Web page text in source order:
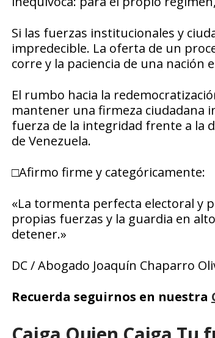
Si las fuerzas institucionales y
impredecible. La oferta de un
corre y la paciencia de una nación
El rumbo hacia la
mantener una firmeza ciudadana
fuerza de la integridad frente a la
de Venezuela.
□Afirmo firme y categóricamente:
«La tormenta perfecta electoral y
propias fuerzas y la guardia en
detener.»
DC / Abogado Joaquín Chaparro
Recuerda seguirnos en nuestra